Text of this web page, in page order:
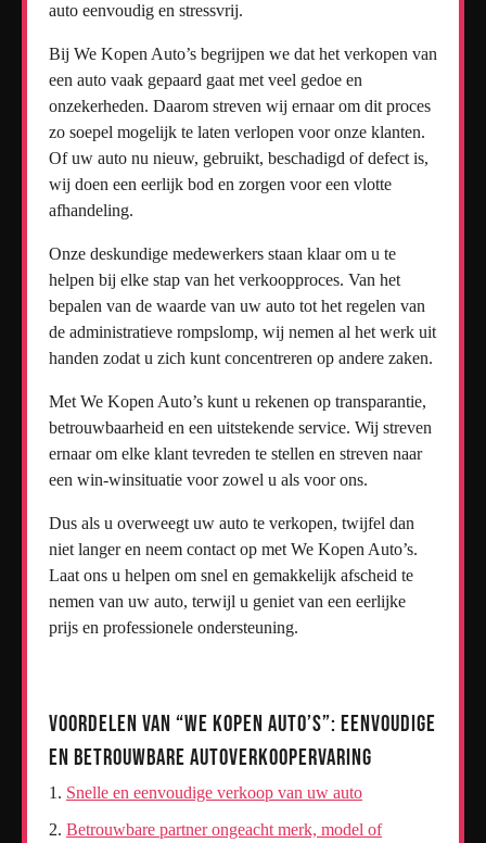
auto eenvoudig en stressvrij.
Bij We Kopen Auto’s begrijpen we dat het verkopen van
een auto vaak gepaard gaat met veel gedoe en
onzekerheden. Daarom streven wij ernaar om dit proces
zo soepel mogelijk te laten verlopen voor onze klanten.
Of uw auto nu nieuw, gebruikt, beschadigd of defect is,
wij doen een eerlijk bod en zorgen voor een vlotte
afhandeling.
Onze deskundige medewerkers staan klaar om u te
helpen bij elke stap van het verkoopproces. Van het
bepalen van de waarde van uw auto tot het regelen van
de administratieve rompslomp, wij nemen al het werk uit
handen zodat u zich kunt concentreren op andere zaken.
Met We Kopen Auto’s kunt u rekenen op transparantie,
betrouwbaarheid en een uitstekende service. Wij streven
ernaar om elke klant tevreden te stellen en streven naar
een win-winsituatie voor zowel u als voor ons.
Dus als u overweegt uw auto te verkopen, twijfel dan
niet langer en neem contact op met We Kopen Auto’s.
Laat ons u helpen om snel en gemakkelijk afscheid te
nemen van uw auto, terwijl u geniet van een eerlijke
prijs en professionele ondersteuning.
Voordelen van “We Kopen Auto’s”: Eenvoudige
en Betrouwbare Autoverkoopervaring
Snelle en eenvoudige verkoop van uw auto
Betrouwbare partner ongeacht merk, model of